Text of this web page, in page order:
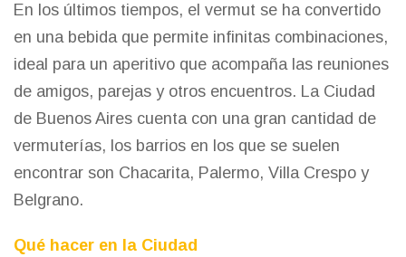
En los últimos tiempos, el vermut se ha convertido
en una bebida que permite infinitas combinaciones,
ideal para un aperitivo que acompaña las reuniones
de amigos, parejas y otros encuentros. La Ciudad
de Buenos Aires cuenta con una gran cantidad de
vermuterías, los barrios en los que se suelen
encontrar son Chacarita, Palermo, Villa Crespo y
Belgrano.
Qué hacer en la Ciudad